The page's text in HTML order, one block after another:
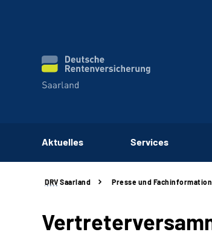
Aktuelles Services
DRV Saarland Presse und